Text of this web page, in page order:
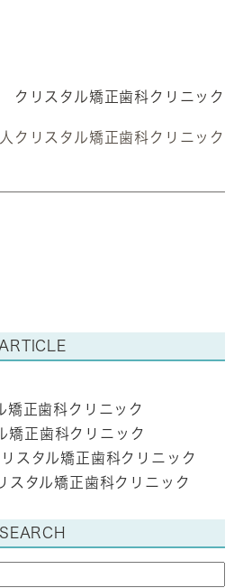
リスタル矯正歯科クリニック
クリスタル矯正歯科クリニック
ARTICLE
矯正歯科クリニック
正歯科クリニック
スタル矯正歯科クリニック
スタル矯正歯科クリニック
SEARCH